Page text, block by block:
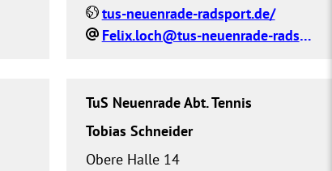
tus-neuenrade-radsport.de/
Felix.loch@tus-neuenrade-radsport.de
TuS Neuenrade Abt. Tennis
Obere Halle 14
Tobias Schneider